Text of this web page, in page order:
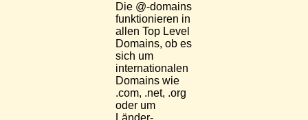
Die @-domains
funktionieren in
allen Top Level
Domains, ob es
sich um
internationalen
Domains wie
.com, .net, .org
oder um
Länder-